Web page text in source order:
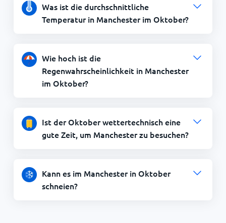
Was ist die durchschnittliche
Temperatur in Manchester im Oktober?
Wie hoch ist die
Regenwahrscheinlichkeit in Manchester
im Oktober?
Ist der Oktober wettertechnisch eine
gute Zeit, um Manchester zu besuchen?
Kann es im Manchester in Oktober
schneien?